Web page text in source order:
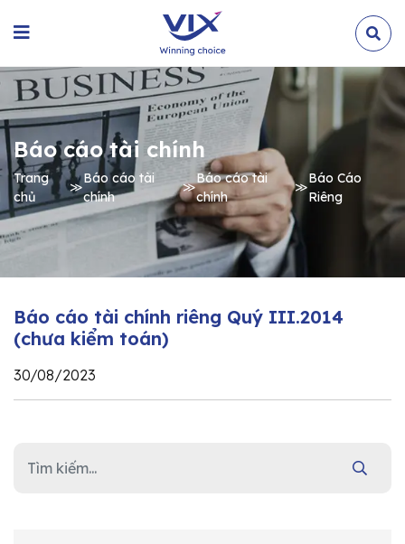
Báo cáo tài chính
Trang
chủ
≫
Báo cáo tài
chính
≫
Báo cáo tài
chính
≫
Báo Cáo
Riêng
Báo cáo tài chính riêng Quý III.2014
(chưa kiểm toán)
30/08/2023